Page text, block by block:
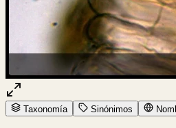
Taxonomía Sinónimos